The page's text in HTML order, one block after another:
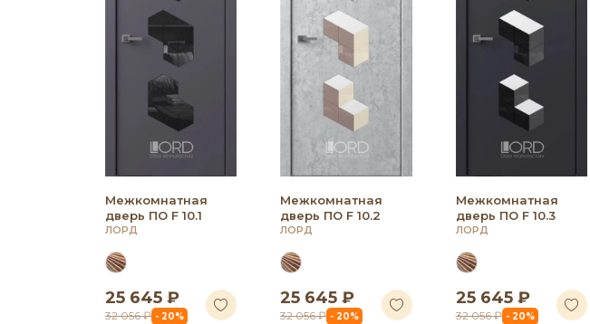
Межкомнатная
дверь ПО F 10.1
ЛОРД
25 645 ₽
32 056 ₽ - 20%
Межкомнатная
дверь ПО F 10.2
ЛОРД
25 645 ₽
32 056 ₽ - 20%
Межкомнатная
дверь ПО F 10.3
ЛОРД
25 645 ₽
32 056 ₽ - 20%